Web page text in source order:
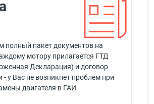
полный пакет документов на
мотору прилагается ГТД
Декларация) и договор
- у Вас не возникнет проблем при
двигателя в ГАИ.